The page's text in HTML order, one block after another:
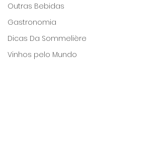
Outras Bebidas
Gastronomia
Dicas Da Sommelière
Vinhos pelo Mundo